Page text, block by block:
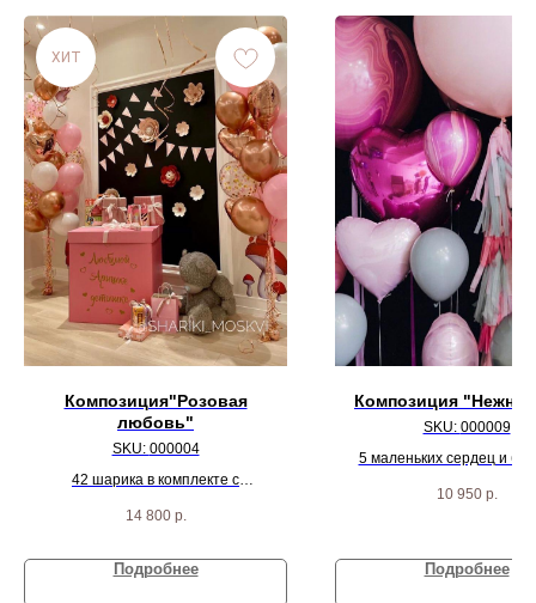
ХИТ
Композиция"Розовая
любовь"
SKU: 000004
42 шарика в комплекте с
14 800 р.
Подробнее
Композиция
SKU: 000009
5 маленьких сердец и
и 5 разноцветных агат
10 950 р.
Подробнее